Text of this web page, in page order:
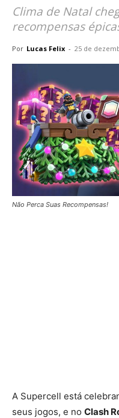
Clima de Natal
recompensas
Por Lucas Felix - 25 de
Não Perca Suas Recompensas!
A Supercell está
seus jogos, e no Clash